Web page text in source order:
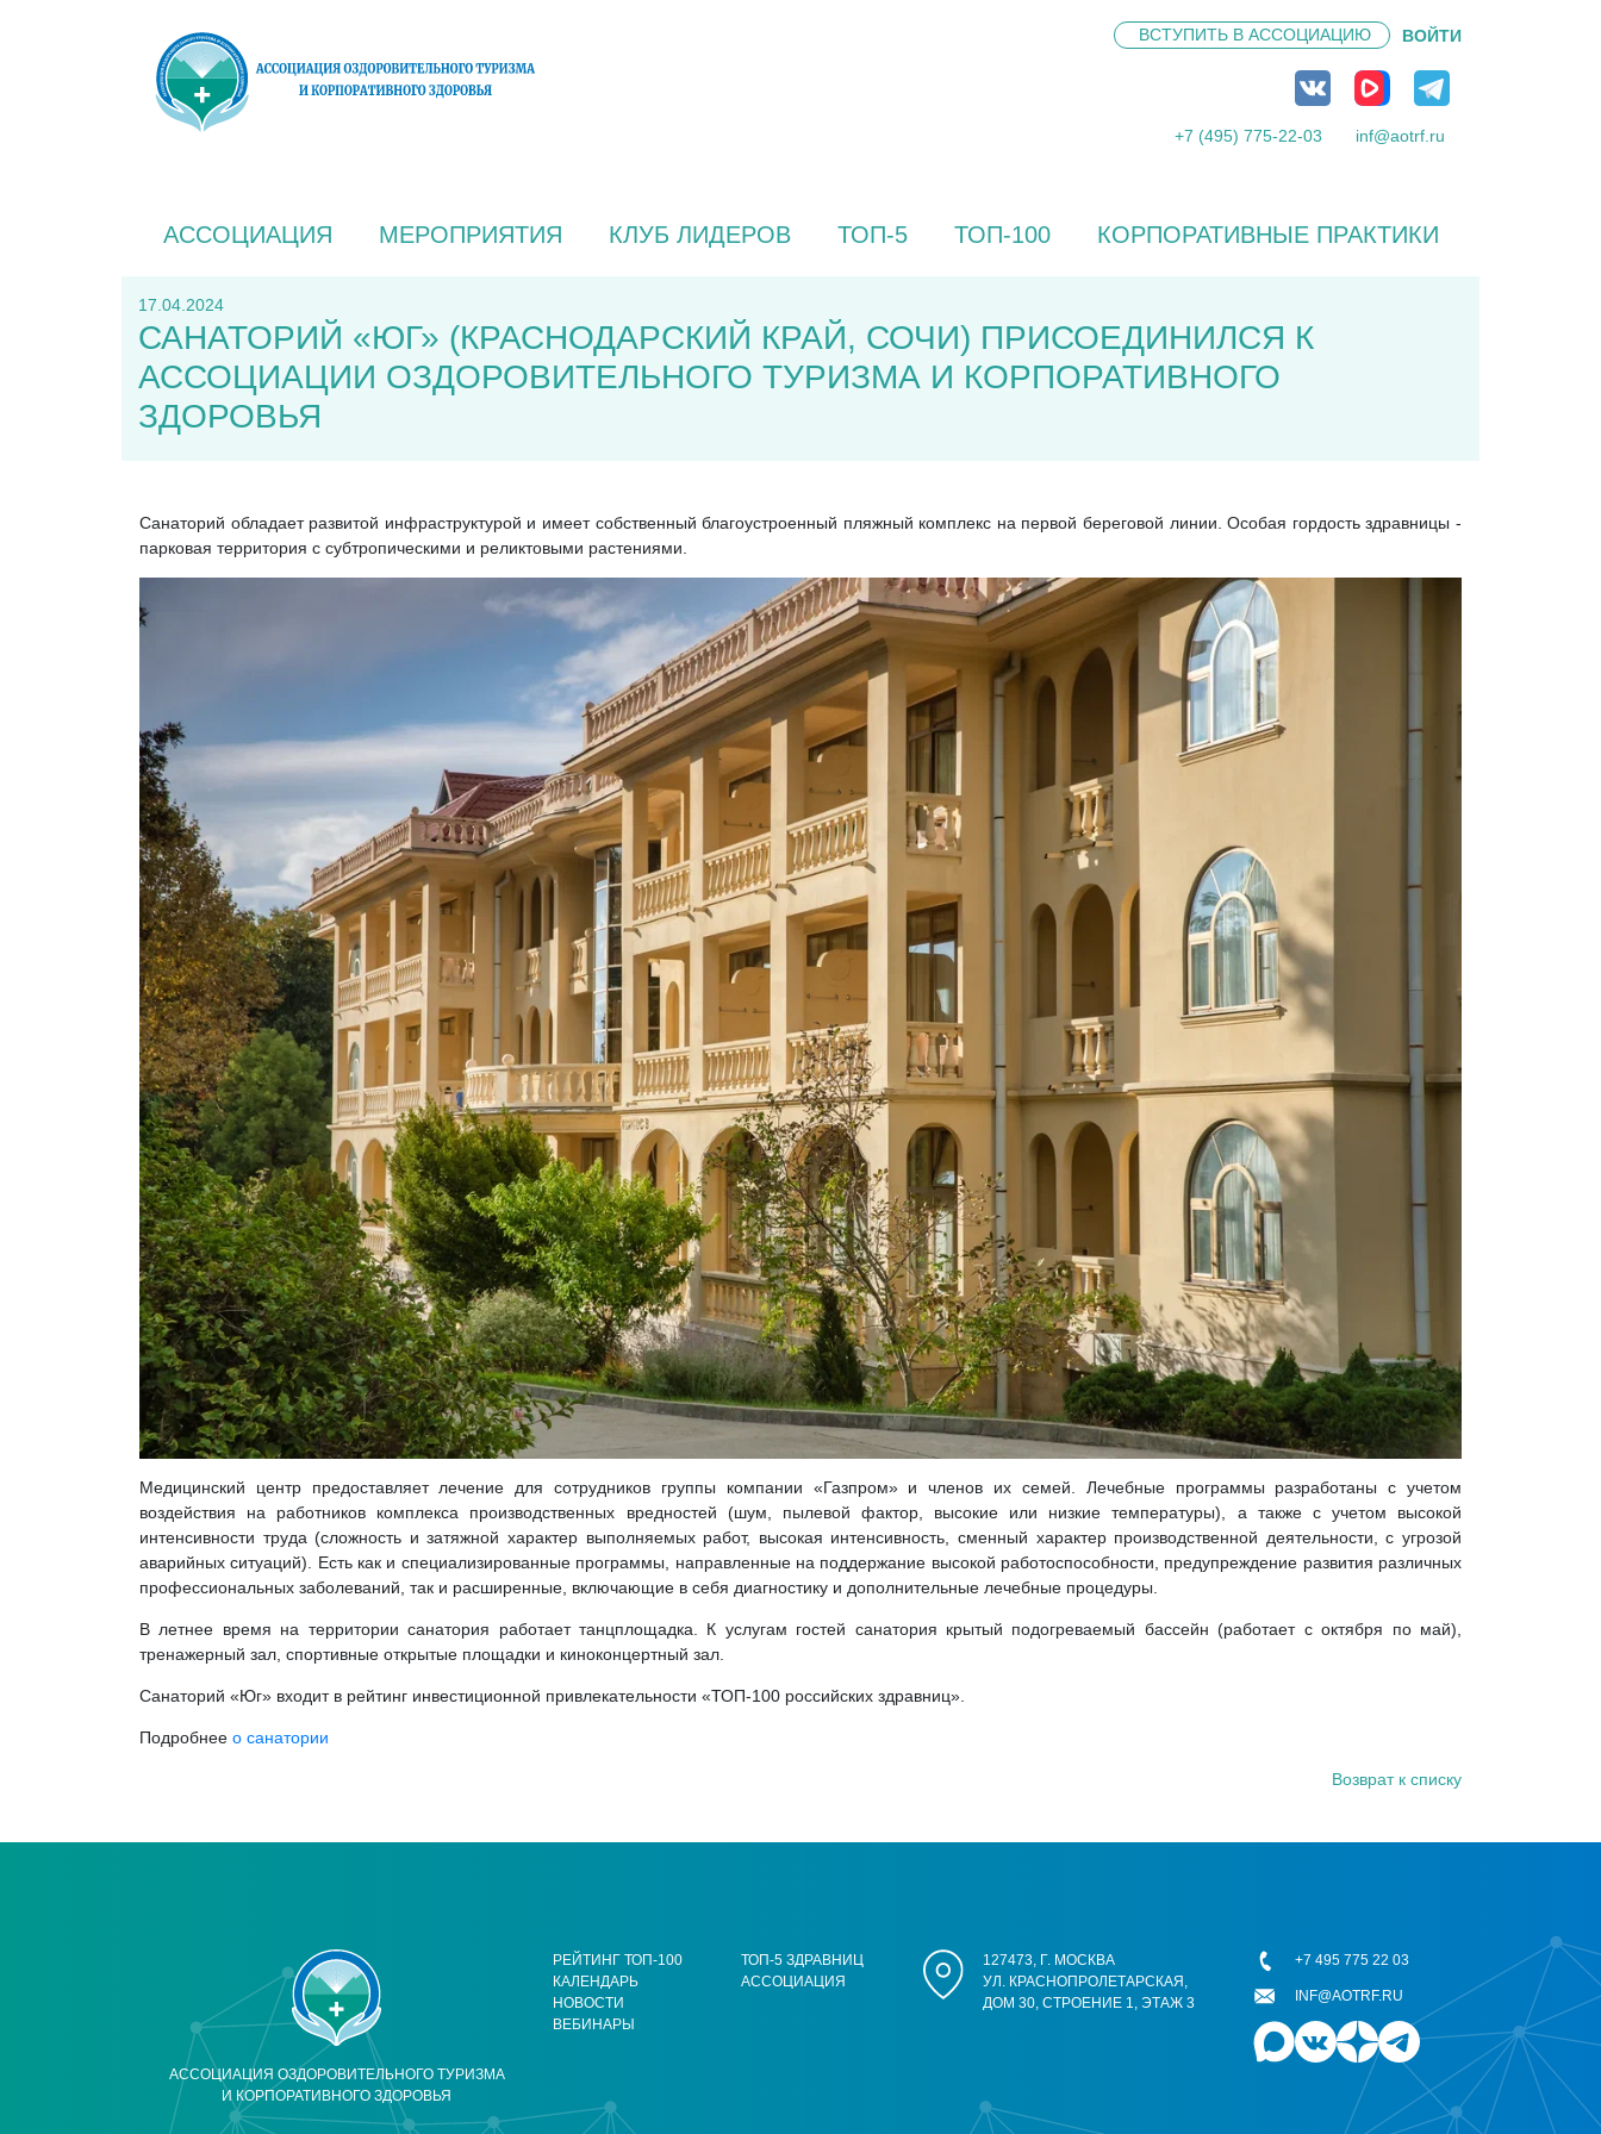
ВСТУПИТЬ В АССОЦИАЦИЮ ВОЙТИ
+7 (495) 775-22-03 inf@aotrf.ru
АССОЦИАЦИЯ МЕРОПРИЯТИЯ КЛУБ ЛИДЕРОВ ТОП-5 ТОП-100 КОРПОРАТИВНЫЕ ПРАКТИКИ
17.04.2024
САНАТОРИЙ «ЮГ» (КРАСНОДАРСКИЙ КРАЙ, СОЧИ) ПРИСОЕДИНИЛСЯ К
АССОЦИАЦИИ ОЗДОРОВИТЕЛЬНОГО ТУРИЗМА И КОРПОРАТИВНОГО
ЗДОРОВЬЯ
Санаторий обладает развитой инфраструктурой и имеет собственный благоустроенный пляжный комплекс на первой береговой линии. Особая гордость здравницы -
парковая территория с субтропическими и реликтовыми растениями.
Медицинский центр предоставляет лечение для сотрудников группы компании «Газпром» и членов их семей. Лечебные программы разработаны с учетом
воздействия на работников комплекса производственных вредностей (шум, пылевой фактор, высокие или низкие температуры), а также с учетом высокой
интенсивности труда (сложность и затяжной характер выполняемых работ, высокая интенсивность, сменный характер производственной деятельности, с угрозой
аварийных ситуаций). Есть как и специализированные программы, направленные на поддержание высокой работоспособности, предупреждение развития различных
профессиональных заболеваний, так и расширенные, включающие в себя диагностику и дополнительные лечебные процедуры.
В летнее время на территории санатория работает танцплощадка. К услугам гостей санатория крытый подогреваемый бассейн (работает с октября по май),
тренажерный зал, спортивные открытые площадки и киноконцертный зал.
Санаторий «Юг» входит в рейтинг инвестиционной привлекательности «ТОП-100 российских здравниц».
Подробнее о санатории
Возврат к списку
АССОЦИАЦИЯ ОЗДОРОВИТЕЛЬНОГО ТУРИЗМА
И КОРПОРАТИВНОГО ЗДОРОВЬЯ
РЕЙТИНГ ТОП-100
КАЛЕНДАРЬ
НОВОСТИ
ВЕБИНАРЫ
ТОП-5 ЗДРАВНИЦ
АССОЦИАЦИЯ
127473, Г. МОСКВА
УЛ. КРАСНОПРОЛЕТАРСКАЯ,
ДОМ 30, СТРОЕНИЕ 1, ЭТАЖ 3
+7 495 775 22 03
INF@AOTRF.RU